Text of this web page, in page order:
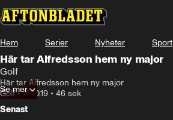
Hem Serier Nyheter Sport
Här tar Alfredsson hem ny major
Golf
Här tar Alfredsson hem ny major
Golf•16.10.19 • 46 sek
Se mer
Senast